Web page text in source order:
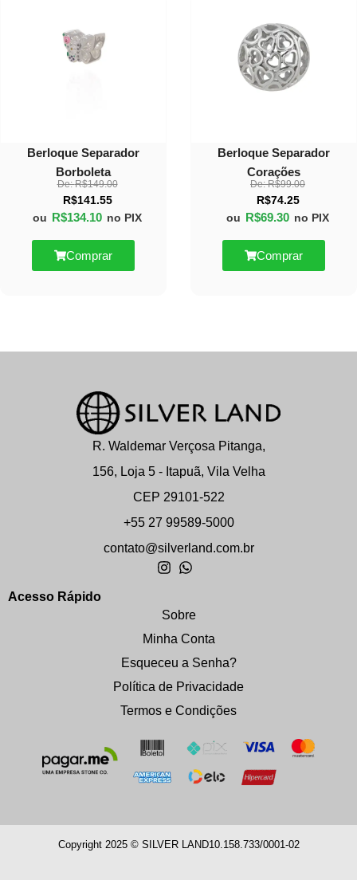
Berloque Separador
Borboleta
De:R$149.00
R$141.55
ou R$134.10 no PIX
Comprar
Berloque Separador
Corações
De:R$99.00
R$74.25
ou R$69.30 no PIX
Comprar
R. Waldemar Verçosa Pitanga,
156, Loja 5 - Itapuã, Vila Velha
CEP 29101-522
+55 27 99589-5000
contato@silverland.com.br
Acesso Rápido
Sobre
Minha Conta
Esqueceu a Senha?
Política de Privacidade
Termos e Condições
Copyright 2025 © SILVER LAND10.158.733/0001-02